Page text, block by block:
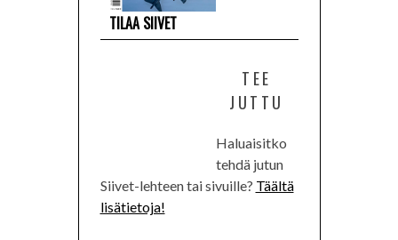
TILAA SIIVET
TEE
JUTTU
Haluaisitko
tehdä jutun
Siivet-lehteen tai sivuille? Täältä
lisätietoja!